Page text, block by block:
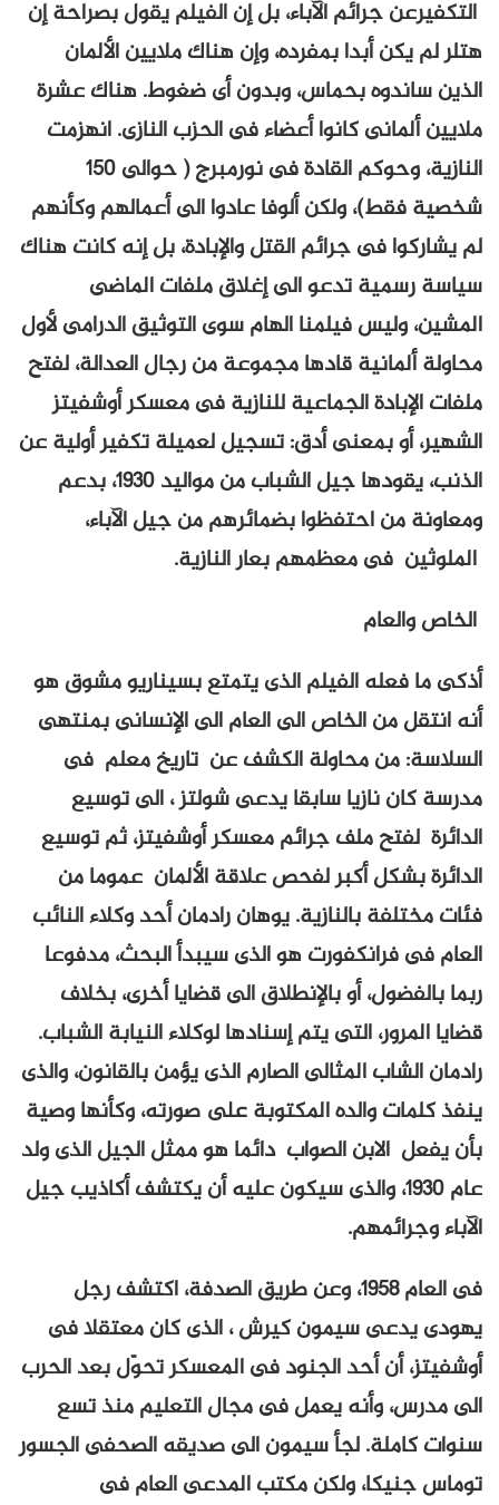
التكفيرعن جرائم الآباء، بل إن الفيلم يقول بصراحة إن
هتلر لم يكن أبدا بمفرده، وإن هناك ملايين الألمان
الذين ساندوه بحماس، وبدون أى ضغوط. هناك عشرة
ملايين ألمانى كانوا أعضاء فى الحزب النازى. انهزمت
النازية، وحوكم القادة فى نورمبرج ( حوالى 150
شخصية فقط)، ولكن ألوفا عادوا الى أعمالهم وكأنهم
لم يشاركوا فى جرائم القتل والإبادة، بل إنه كانت هناك
سياسة رسمية تدعو الى إغلاق ملفات الماضى
المشين، وليس فيلمنا الهام سوى التوثيق الدرامى لأول
محاولة ألمانية قادها مجموعة من رجال العدالة، لفتح
ملفات الإبادة الجماعية للنازية فى معسكر أوشفيتز
الشهير، أو بمعنى أدق: تسجيل لعميلة تكفير أولية عن
الذنب، يقودها جيل الشباب من مواليد 1930، بدعم
ومعاونة من احتفظوا بضمائرهم من جيل الآباء،
الملوثين فى معظمهم بعار النازية.
الخاص والعام
أذكى ما فعله الفيلم الذى يتمتع بسيناريو مشوق هو
أنه انتقل من الخاص الى العام الى الإنسانى بمنتهى
السلاسة: من محاولة الكشف عن تاريخ معلم فى
مدرسة كان نازيا سابقا يدعى شولتز ، الى توسيع
الدائرة لفتح ملف جرائم معسكر أوشفيتز، ثم توسيع
الدائرة بشكل أكبر لفحص علاقة الألمان عموما من
فئات مختلفة بالنازية. يوهان رادمان أحد وكلاء النائب
العام فى فرانكفورت هو الذى سيبدأ البحث، مدفوعا
ربما بالفضول، أو بالإنطلاق الى قضايا أخرى، بخلاف
قضايا المرور، التى يتم إسنادها لوكلاء النيابة الشباب.
رادمان الشاب المثالى الصارم الذى يؤمن بالقانون، والذى
ينفذ كلمات والده المكتوبة على صورته، وكأنها وصية
بأن يفعل الابن الصواب دائما هو ممثل الجيل الذى ولد
عام 1930، والذى سيكون عليه أن يكتشف أكاذيب جيل
الآباء وجرائمهم.
فى العام 1958، وعن طريق الصدفة، اكتشف رجل
يهودى يدعى سيمون كيرش ، الذى كان معتقلا فى
أوشفيتز، أن أحد الجنود فى المعسكر تحوّل بعد الحرب
الى مدرس، وأنه يعمل فى مجال التعليم منذ تسع
سنوات كاملة. لجأ سيمون الى صديقه الصحفى الجسور
توماس جنيكا، ولكن مكتب المدعى العام فى